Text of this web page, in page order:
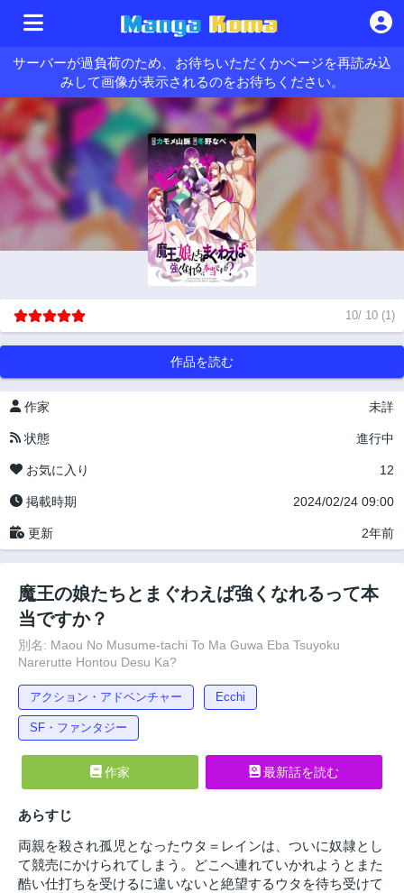
サーバーが過負荷のため、お待ちいただくかページを再読み込
みして画像が表示されるのをお待ちください。
10/ 10 (1)
作品を読む
作家 未詳
状態 進行中
お気に入り 12
掲載時期 2024/02/24 09:00
更新 2年前
魔王の娘たちとまぐわえば強くなれるって本
当ですか？
別名: Maou No Musume-tachi To Ma Guwa Eba Tsuyoku
Narerutte Hontou Desu Ka?
アクション・アドベンチャー Ecchi
SF・ファンタジー
作家 最新話を読む
あらすじ
両親を殺され孤児となったウタ＝レインは、ついに奴隷とし
て競売にかけられてしまう。どこへ連れていかれようとまた
酷い仕打ちを受けるに違いないと絶望するウタを待ち受けて